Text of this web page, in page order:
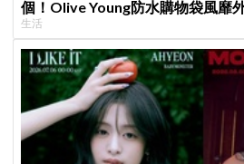
個！Olive Young防水購物袋風靡
遊客，機場「人手一個」成新奇景
生活